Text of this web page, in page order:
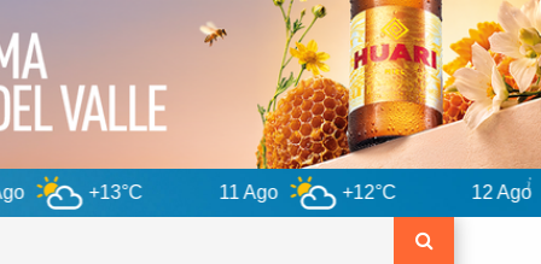
11 Ago +12°C 12 Ago +14°C